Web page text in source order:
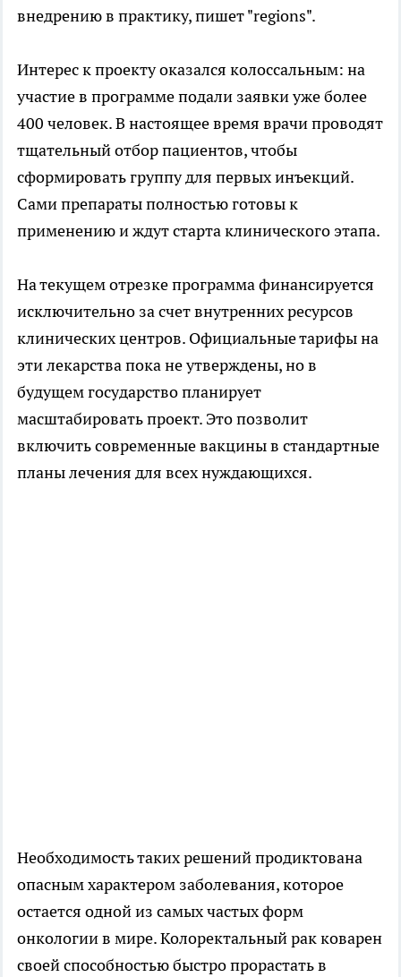
внедрению в практику, пишет "regions".
Интерес к проекту оказался колоссальным: на
участие в программе подали заявки уже более
400 человек. В настоящее время врачи проводят
тщательный отбор пациентов, чтобы
сформировать группу для первых инъекций.
Сами препараты полностью готовы к
применению и ждут старта клинического этапа.
На текущем отрезке программа финансируется
исключительно за счет внутренних ресурсов
клинических центров. Официальные тарифы на
эти лекарства пока не утверждены, но в
будущем государство планирует
масштабировать проект. Это позволит
включить современные вакцины в стандартные
планы лечения для всех нуждающихся.
Необходимость таких решений продиктована
опасным характером заболевания, которое
остается одной из самых частых форм
онкологии в мире. Колоректальный рак коварен
своей способностью быстро прорастать в